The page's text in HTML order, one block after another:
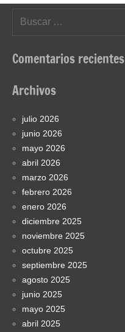
Comentarios recientes
Archivos
julio 2026
junio 2026
mayo 2026
abril 2026
marzo 2026
febrero 2026
enero 2026
diciembre 2025
noviembre 2025
octubre 2025
septiembre 2025
agosto 2025
junio 2025
mayo 2025
abril 2025